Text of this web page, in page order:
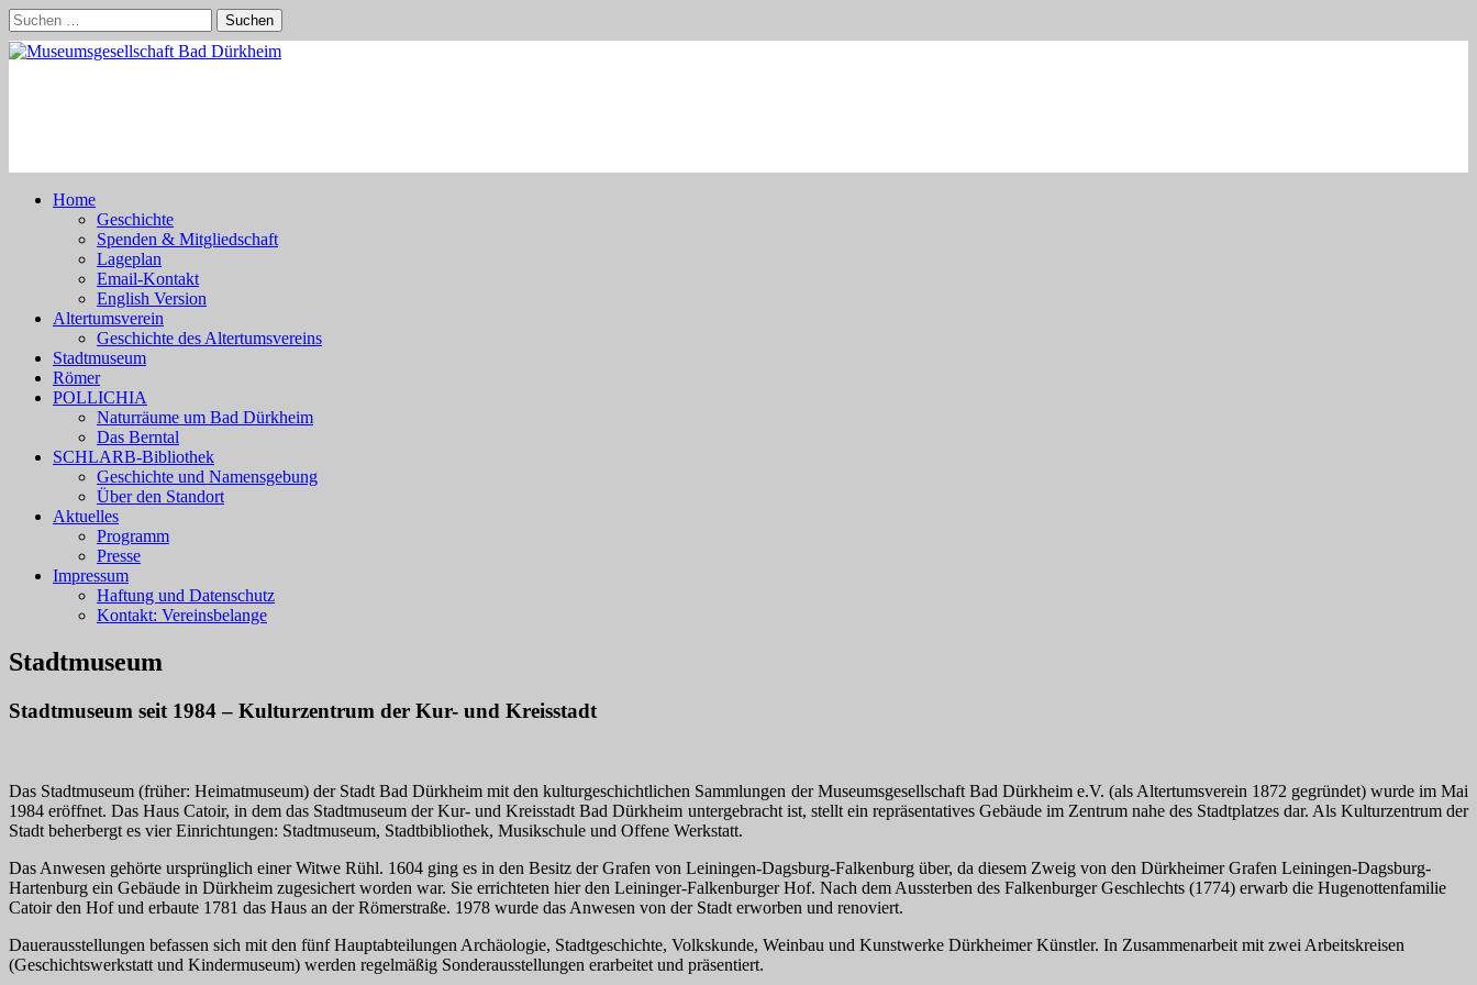
Skip
to
content
Suchen
nach:
Home
Geschichte
Spenden & Mitgliedschaft
Lageplan
Email-Kontakt
English Version
Altertumsverein
Geschichte des Altertumsvereins
Stadtmuseum
Römer
POLLICHIA
Naturräume um Bad Dürkheim
Das Berntal
SCHLARB-Bibliothek
Geschichte und Namensgebung
Über den Standort
Aktuelles
Programm
Presse
Impressum
Haftung und Datenschutz
Kontakt: Vereinsbelange
Stadtmuseum
Stadtmuseum seit 1984 – Kulturzentrum der Kur- und Kreisstadt
Das Stadtmuseum (früher: Heimatmuseum) der Stadt Bad Dürkheim mit den kulturgeschichtlichen Sammlungen der Museumsgesellschaft Bad Dürkheim e.V. (als Altertumsverein 1872 gegründet) wurde im Mai
1984 eröffnet. Das Haus Catoir, in dem das Stadtmuseum der Kur- und Kreisstadt Bad Dürkheim untergebracht ist, stellt ein repräsentatives Gebäude im Zentrum nahe des Stadtplatzes dar. Als Kulturzentrum der
Stadt beherbergt es vier Einrichtungen: Stadtmuseum, Stadtbibliothek, Musikschule und Offene Werkstatt.
Das Anwesen gehörte ursprünglich einer Witwe Rühl. 1604 ging es in den Besitz der Grafen von Leiningen-Dagsburg-Falkenburg über, da diesem Zweig von den Dürkheimer Grafen Leiningen-Dagsburg-
Hartenburg ein Gebäude in Dürkheim zugesichert worden war. Sie errichteten hier den Leininger-Falkenburger Hof. Nach dem Aussterben des Falkenburger Geschlechts (1774) erwarb die Hugenottenfamilie
Catoir den Hof und erbaute 1781 das Haus an der Römerstraße. 1978 wurde das Anwesen von der Stadt erworben und renoviert.
Dauerausstellungen befassen sich mit den fünf Hauptabteilungen Archäologie, Stadtgeschichte, Volkskunde, Weinbau und Kunstwerke Dürkheimer Künstler. In Zusammenarbeit mit zwei Arbeitskreisen
(Geschichtswerkstatt und Kindermuseum) werden regelmäßig Sonderausstellungen erarbeitet und präsentiert.